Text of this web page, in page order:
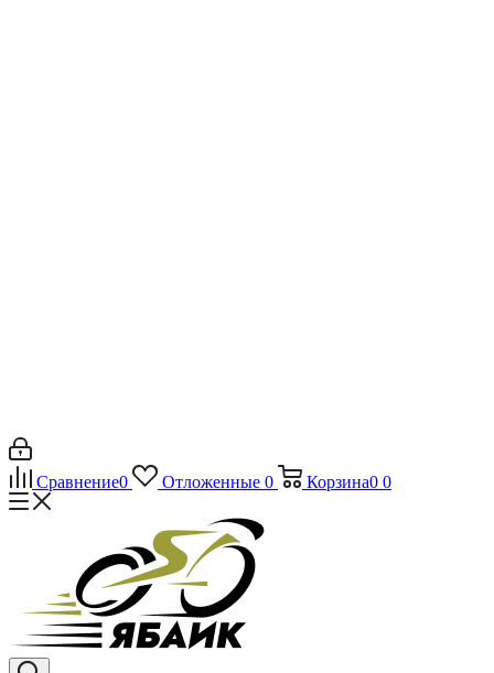
Сравнение0 Отложенные 0 Корзина0 0